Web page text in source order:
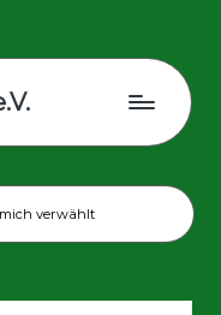
verwählt